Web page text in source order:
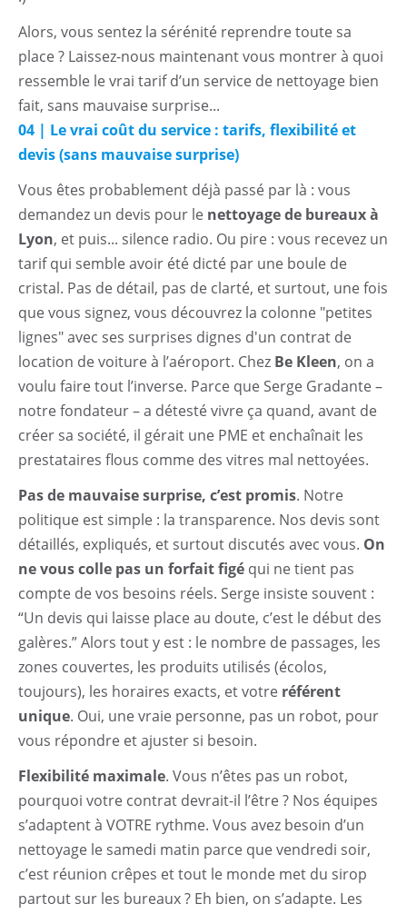
Alors, vous sentez la sérénité reprendre toute sa
place ? Laissez-nous maintenant vous montrer à quoi
ressemble le vrai tarif d’un service de nettoyage bien
fait, sans mauvaise surprise...
04 | Le vrai coût du service : tarifs, flexibilité et
devis (sans mauvaise surprise)
Vous êtes probablement déjà passé par là : vous
demandez un devis pour le nettoyage de bureaux à
Lyon, et puis... silence radio. Ou pire : vous recevez un
tarif qui semble avoir été dicté par une boule de
cristal. Pas de détail, pas de clarté, et surtout, une fois
que vous signez, vous découvrez la colonne "petites
lignes" avec ses surprises dignes d'un contrat de
location de voiture à l’aéroport. Chez Be Kleen, on a
voulu faire tout l’inverse. Parce que Serge Gradante –
notre fondateur – a détesté vivre ça quand, avant de
créer sa société, il gérait une PME et enchaînait les
prestataires flous comme des vitres mal nettoyées.
Pas de mauvaise surprise, c’est promis. Notre
politique est simple : la transparence. Nos devis sont
détaillés, expliqués, et surtout discutés avec vous. On
ne vous colle pas un forfait figé qui ne tient pas
compte de vos besoins réels. Serge insiste souvent :
“Un devis qui laisse place au doute, c’est le début des
galères.” Alors tout y est : le nombre de passages, les
zones couvertes, les produits utilisés (écolos,
toujours), les horaires exacts, et votre référent
unique. Oui, une vraie personne, pas un robot, pour
vous répondre et ajuster si besoin.
Flexibilité maximale. Vous n’êtes pas un robot,
pourquoi votre contrat devrait-il l’être ? Nos équipes
s’adaptent à VOTRE rythme. Vous avez besoin d’un
nettoyage le samedi matin parce que vendredi soir,
c’est réunion crêpes et tout le monde met du sirop
partout sur les bureaux ? Eh bien, on s’adapte. Les